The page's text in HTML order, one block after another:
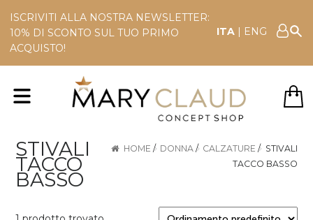
ISCRIVITI ALLA NOSTRA NEWSLETTER:
10% DI SCONTO SUL TUO PRIMO
ACQUISTO!
ITA | ENG
STIVALI
TACCO
BASSO
HOME / DONNA / CALZATURE / STIVALI
TACCO BASSO